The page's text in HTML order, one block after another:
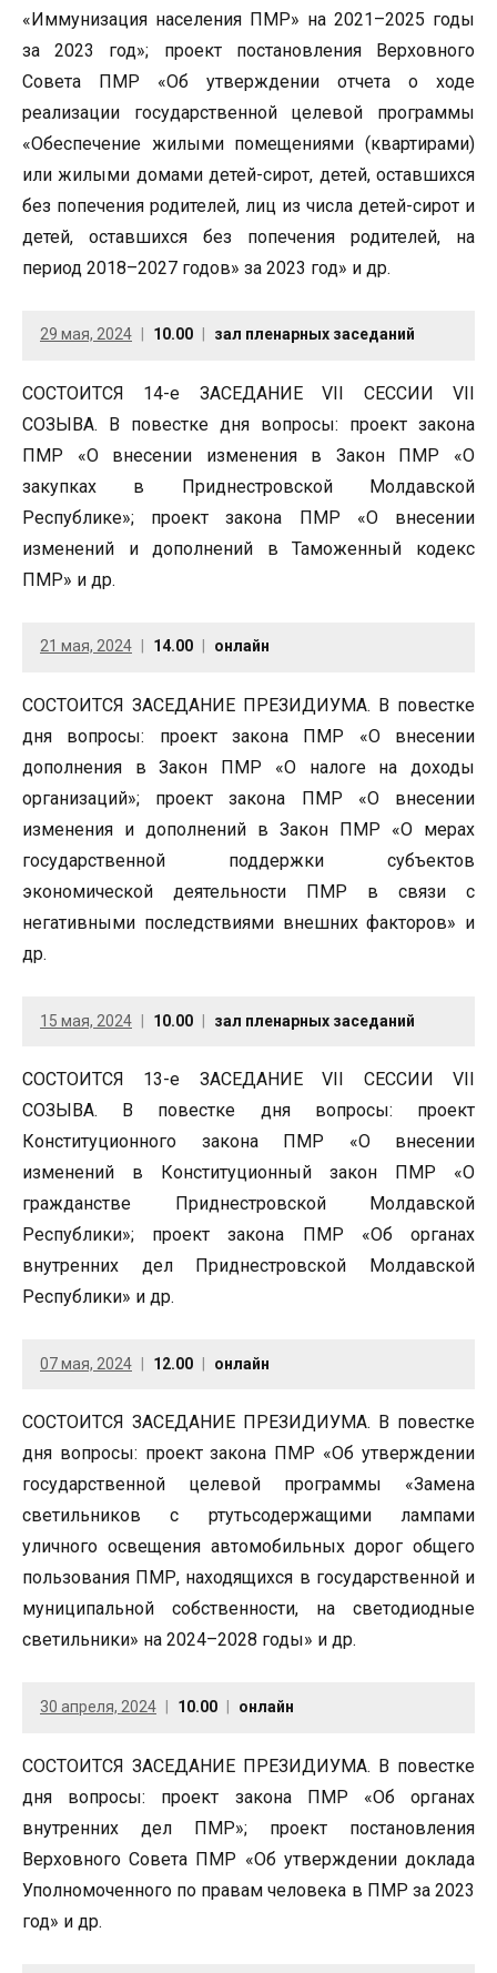
«Иммунизация населения ПМР» на 2021–2025 годы
за 2023 год»; проект постановления Верховного
Совета ПМР «Об утверждении отчета о ходе
реализации государственной целевой программы
«Обеспечение жилыми помещениями (квартирами)
или жилыми домами детей-сирот, детей, оставшихся
без попечения родителей, лиц из числа детей-сирот и
детей, оставшихся без попечения родителей, на
период 2018–2027 годов» за 2023 год» и др.
29 мая, 2024 10.00 зал пленарных заседаний
СОСТОИТСЯ 14-е ЗАСЕДАНИЕ VII СЕССИИ VII
СОЗЫВА. В повестке дня вопросы: проект закона
ПМР «О внесении изменения в Закон ПМР «О
закупках в Приднестровской Молдавской
Республике»; проект закона ПМР «О внесении
изменений и дополнений в Таможенный кодекс
ПМР» и др.
21 мая, 2024 14.00 онлайн
СОСТОИТСЯ ЗАСЕДАНИЕ ПРЕЗИДИУМА. В повестке
дня вопросы: проект закона ПМР «О внесении
дополнения в Закон ПМР «О налоге на доходы
организаций»; проект закона ПМР «О внесении
изменения и дополнений в Закон ПМР «О мерах
государственной поддержки субъектов
экономической деятельности ПМР в связи с
негативными последствиями внешних факторов» и
др.
15 мая, 2024 10.00 зал пленарных заседаний
СОСТОИТСЯ 13-е ЗАСЕДАНИЕ VII СЕССИИ VII
СОЗЫВА. В повестке дня вопросы: проект
Конституционного закона ПМР «О внесении
изменений в Конституционный закон ПМР «О
гражданстве Приднестровской Молдавской
Республики»; проект закона ПМР «Об органах
внутренних дел Приднестровской Молдавской
Республики» и др.
07 мая, 2024 12.00 онлайн
СОСТОИТСЯ ЗАСЕДАНИЕ ПРЕЗИДИУМА. В повестке
дня вопросы: проект закона ПМР «Об утверждении
государственной целевой программы «Замена
светильников с ртутьсодержащими лампами
уличного освещения автомобильных дорог общего
пользования ПМР, находящихся в государственной и
муниципальной собственности, на светодиодные
светильники» на 2024–2028 годы» и др.
30 апреля, 2024 10.00 онлайн
СОСТОИТСЯ ЗАСЕДАНИЕ ПРЕЗИДИУМА. В повестке
дня вопросы: проект закона ПМР «Об органах
внутренних дел ПМР»; проект постановления
Верховного Совета ПМР «Об утверждении доклада
Уполномоченного по правам человека в ПМР за 2023
год» и др.